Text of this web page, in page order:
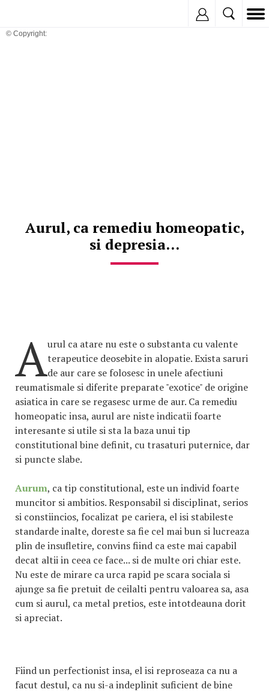
© Copyright:
Aurul, ca remediu homeopatic,
si depresia...
Aurul ca atare nu este o substanta cu valente
terapeutice deosebite in alopatie. Exista saruri
de aur care se folosesc in unele afectiuni
reumatismale si diferite preparate "exotice" de origine
asiatica in care se regasesc urme de aur. Ca remediu
homeopatic insa, aurul are niste indicatii foarte
interesante si utile si sta la baza unui tip
constitutional bine definit, cu trasaturi puternice, dar
si puncte slabe.
Aurum, ca tip constitutional, este un individ foarte
muncitor si ambitios. Responsabil si disciplinat, serios
si constiincios, focalizat pe cariera, el isi stabileste
standarde inalte, doreste sa fie cel mai bun si lucreaza
plin de insufletire, convins fiind ca este mai capabil
decat altii in ceea ce face... si de multe ori chiar este.
Nu este de mirare ca urca rapid pe scara sociala si
ajunge sa fie pretuit de ceilalti pentru valoarea sa, asa
cum si aurul, ca metal pretios, este intotdeauna dorit
si apreciat.
Fiind un perfectionist insa, el isi reproseaza ca nu a
facut destul, ca nu si-a indeplinit suficient de bine